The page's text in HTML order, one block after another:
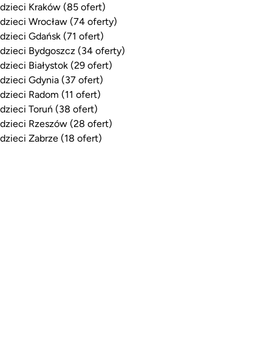
Kraków (85 ofert)
Wrocław (74 oferty)
Gdańsk (71 ofert)
Bydgoszcz (34 oferty)
Białystok (29 ofert)
Gdynia (37 ofert)
Radom (11 ofert)
Toruń (38 ofert)
Rzeszów (28 ofert)
Zabrze (18 ofert)